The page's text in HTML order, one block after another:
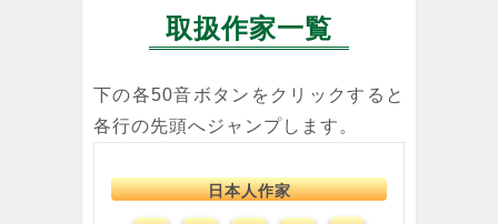
取扱作家一覧
下の各50音ボタンをクリックすると
各行の先頭へジャンプします。
日本人作家